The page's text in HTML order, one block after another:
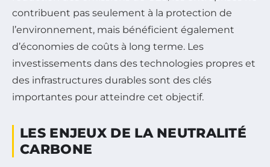
contribuent pas seulement à la protection de
l’environnement, mais bénéficient également
d’économies de coûts à long terme. Les
investissements dans des technologies propres et
des infrastructures durables sont des clés
importantes pour atteindre cet objectif.
LES ENJEUX DE LA NEUTRALITÉ
CARBONE